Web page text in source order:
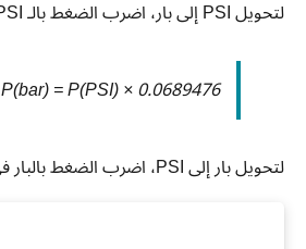
لتحويل PSI إلى بار، اضرب الضغط بالـ PSI في 0.0689476:
P(bar) = P(PSI) × 0.0689476
لتحويل بار إلى PSI، اضرب الضغط بالبار في 14.5038: